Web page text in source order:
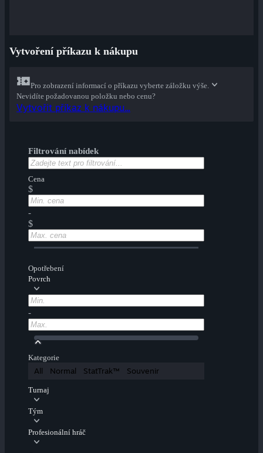
Vytvoření příkazu k nákupu
Pro zobrazení informací o příkazu vyberte záložku výše.
Nevidíte požadovanou položku nebo cenu?
Vytvořit příkaz k nákupu...
Filtrování nabídek
Cena
$
-
$
Opotřebení
Povrch
-
Kategorie
All Normal StatTrak™ Souvenir
Turnaj
Tým
Profesionální hráč